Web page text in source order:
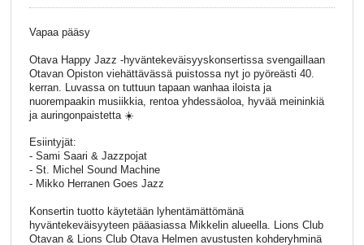
Vapaa pääsy
Otava Happy Jazz -hyväntekeväisyyskonsertissa svengaillaan
Otavan Opiston viehättävässä puistossa nyt jo pyöreästi 40.
kerran. Luvassa on tuttuun tapaan wanhaa iloista ja
nuorempaakin musiikkia, rentoa yhdessäoloa, hyvää meininkiä
ja auringonpaistetta ☀️
Esiintyjät:
- Sami Saari & Jazzpojat
- St. Michel Sound Machine
- Mikko Herranen Goes Jazz
Konsertin tuotto käytetään lyhentämättömänä
hyväntekeväisyyteen pääasiassa Mikkelin alueella. Lions Club
Otavan & Lions Club Otava Helmen avustusten kohderyhminä